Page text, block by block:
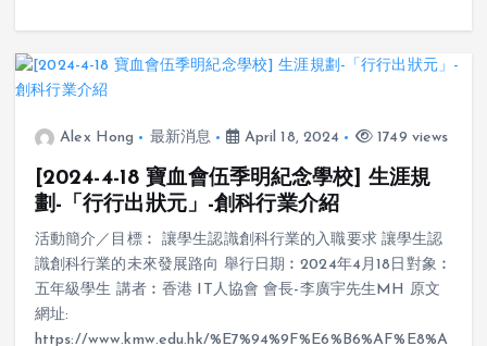
Alex Hong 最新消息 April 18, 2024 1749 views
[2024-4-18 寶血會伍季明紀念學校] 生涯規
劃-「行行出狀元」-創科行業介紹
活動簡介／目標︰ 讓學生認識創科行業的入職要求 讓學生認
識創科行業的未來發展路向 舉行日期︰2024年4月18日對象︰
五年級學生 講者︰香港 IT人協會 會長-李廣宇先生MH 原文
網址: